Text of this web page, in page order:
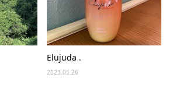
Elujuda .
2023.05.26